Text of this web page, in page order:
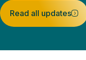
Read all updates